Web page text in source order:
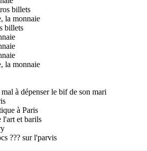
billets
la monnaie
billets
la monnaie
à dépenser le bif de son mari
à Paris
l'art et barils
??? sur l'parvis